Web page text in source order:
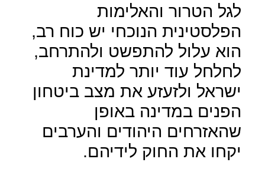
לגל הטרור והאלימות
הפלסטינית הנוכחי יש כוח רב,
הוא עלול להתפשט ולהתרחב,
לחלחל עוד יותר למדינת
ישראל ולזעזע את מצב ביטחון
הפנים במדינה באופן
שהאזרחים היהודים והערבים
יקחו את החוק לידיהם.